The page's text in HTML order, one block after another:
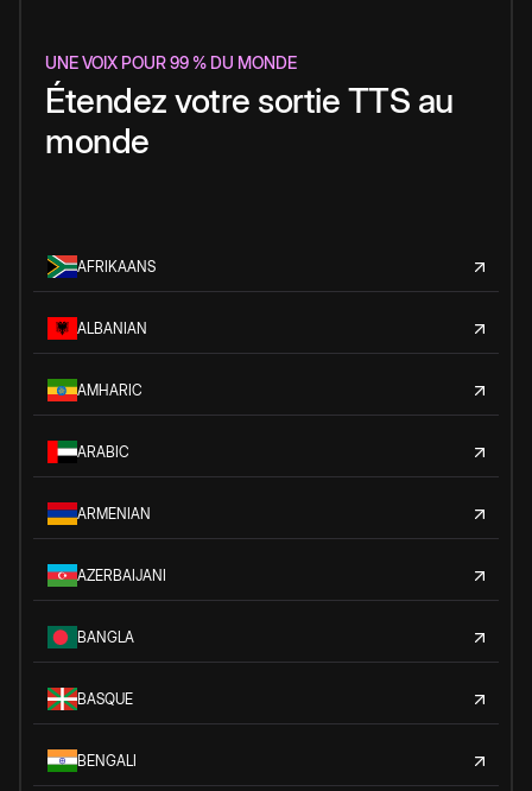
UNE VOIX POUR 99 % DU MONDE
Étendez votre sortie TTS au
monde
AFRIKAANS
ALBANIAN
AMHARIC
ARABIC
ARMENIAN
AZERBAIJANI
BANGLA
BASQUE
BENGALI